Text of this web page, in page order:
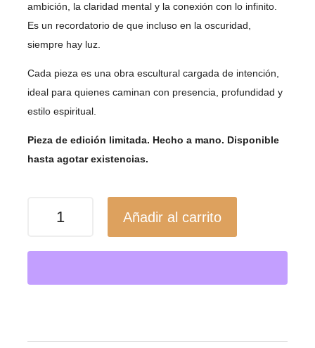
ambición, la claridad mental y la conexión con lo infinito.
Es un recordatorio de que incluso en la oscuridad,
siempre hay luz.
Cada pieza es una obra escultural cargada de intención,
ideal para quienes caminan con presencia, profundidad y
estilo espiritual.
Pieza de edición limitada. Hecho a mano. Disponible
hasta agotar existencias.
Eclipse
Limitada
Añadir al carrito